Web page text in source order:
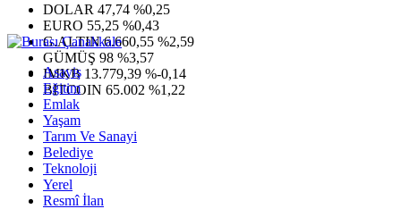
DOLAR 47,74 %0,25
EURO 55,25 %0,43
G.ALTIN6.660,55 %2,59
GÜMÜŞ 98 %3,57
IMKB 13.779,39 %-0,14
BITCOIN 65.002 %1,22
Asayiş
Eğitim
Emlak
Yaşam
Tarım Ve Sanayi
Belediye
Teknoloji
Yerel
Resmî İlan